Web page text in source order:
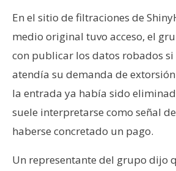
En el sitio de filtraciones de
medio original tuvo acceso, el
con publicar los datos robados
atendía su demanda de
la entrada ya había sido
suele interpretarse como señal
haberse concretado un pago.
Un representante del grupo dijo